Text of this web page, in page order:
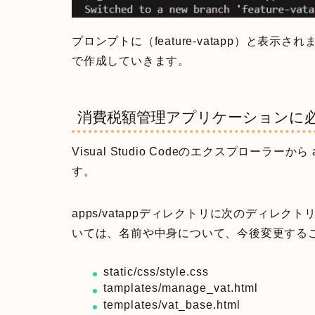
プロンプトに（feature-vatapp）と表示され
で作成していきます。
消費税額管理アプリケーションに
Visual Studio Codeのエクスプローラーから
す。
apps/vatappディレクトリに次のディレクト
いては、名前や中身について、今後変更する
static/css/style.css
tamplates/manage_vat.html
templates/vat_base.html